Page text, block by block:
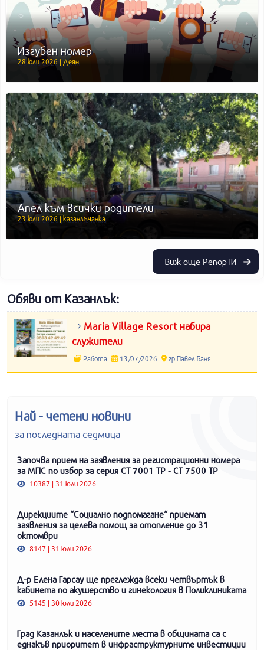
Изгубен номер
28 юли 2026 | Деян
Апел към всички родители
23 юли 2026 | казанлъчанка
Виж още РепорТИ
Обяви от Казанлък:
Maria Village Resort набира
служители
Работа 13/07/2026 гр.Павел Баня
Най - четени новини
за последната седмица
Започва прием на заявления за регистрационни номера
за МПС по избор за серия СТ 7001 ТР - СТ 7500 ТР
10387 | 31 юли 2026
Дирекциите “Социално подпомагане“ приемат
заявления за целева помощ за отопление до 31
октомври
8147 | 31 юли 2026
Д-р Елена Гарсау ще преглежда всеки четвъртък в
кабинета по акушерство и гинекология в Поликлиниката
5145 | 30 юли 2026
Град Казанлък и населените места в общината са с
еднакъв приоритет в инфраструктурните инвестиции